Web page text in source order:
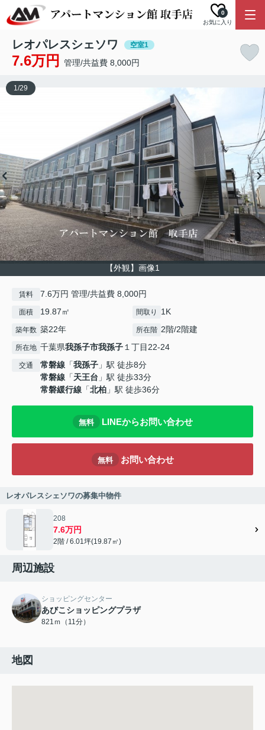
お気に入り
0
レオパレスシェソワ 空室1
7.6万円 管理/共益費 8,000円
【外観】画像1
1/29
賃料 7.6万円 管理/共益費 8,000円
面積 19.87㎡ 間取り 1K
築年数 築22年 所在階 2階/2階建
所在地 千葉県我孫子市我孫子１丁目22-24
交通 常磐線 「我孫子 」駅 徒歩8分
常磐線 「天王台 」駅 徒歩33分
常磐緩行線 「北柏 」駅 徒歩36分
無料 LINEからお問い合わせ
無料 お問い合わせ
レオパレスシェソワの募集中物件
208
7.6万円
2階 / 6.01坪(19.87㎡)
周辺施設
ショッピングセンター
あびこショッピングプラザ
821ｍ（11分）
地図